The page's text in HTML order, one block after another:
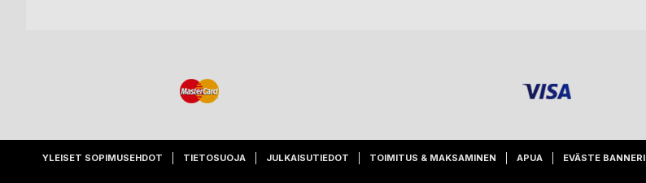
YLEISET SOPIMUSEHDOT TIETOSUOJA JULKAISUTIEDOT TOIMITUS & MAKSAMINEN APUA EVÄSTE BANNERI